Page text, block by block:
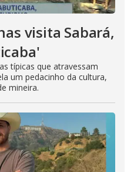
visita Sabará,
típicas que atravessam
um pedacinho da cultura,
mineira.